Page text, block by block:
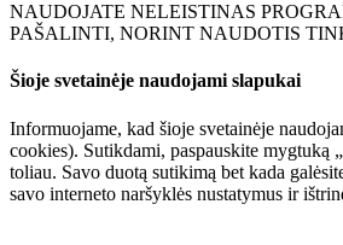
NAUDOJATE NELEISTINAS
PAŠALINTI, NORINT NAUDOTIS
Šioje svetainėje naudojami slapukai
Informuojame, kad šioje svetainėje
cookies). Sutikdami, paspauskite mygtuką
toliau. Savo duotą sutikimą bet kada
savo interneto naršyklės nustatymus ir